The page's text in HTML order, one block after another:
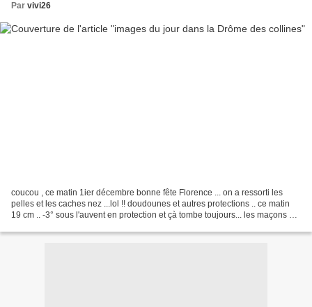
Par vivi26
coucou , ce matin 1ier décembre bonne fête Florence ... on a ressorti les
pelles et les caches nez ...lol !! doudounes et autres protections .. ce matin
19 cm .. -3° sous l'auvent en protection et çà tombe toujours... les maçons ont